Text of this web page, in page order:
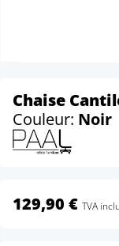
Chaise
Couleur: Noir
129,90 € TVA